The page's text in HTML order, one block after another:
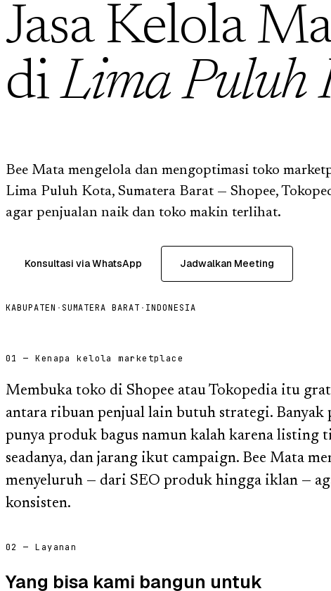
Jasa Kelola
diLima Puluh
Bee Mata mengelola dan mengoptimasi toko
Lima Puluh Kota, Sumatera Barat — Shopee,
agar penjualan naik dan toko makin terlihat.
Konsultasi via WhatsApp Jadwalkan Meeting
KABUPATEN · SUMATERA BARAT · INDONESIA
01 — Kenapa kelola marketplace
Membuka toko di Shopee atau Tokopedia itu
antara ribuan penjual lain butuh strategi.
punya produk bagus namun kalah karena listing
seadanya, dan jarang ikut campaign. Bee Mata
menyeluruh — dari SEO produk hingga iklan —
konsisten.
02 — Layanan
Yang bisa kami bangun untuk